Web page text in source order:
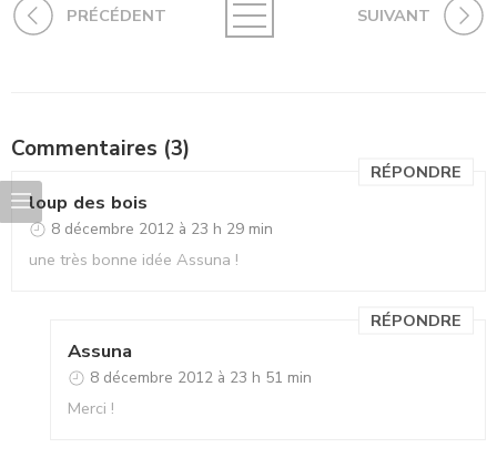
PRÉCÉDENT SUIVANT
Commentaires (3)
loup des bois
8 décembre 2012 à 23 h 29 min
RÉPONDRE
une très bonne idée Assuna !
Assuna
8 décembre 2012 à 23 h 51 min
RÉPONDRE
Merci !